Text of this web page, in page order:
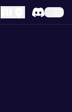
MapLibre